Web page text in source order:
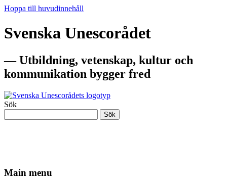
Hoppa till huvudinnehåll
Svenska Unescorådet
— Utbildning, vetenskap, kultur och
kommunikation bygger fred
Sök
Sök
Main menu